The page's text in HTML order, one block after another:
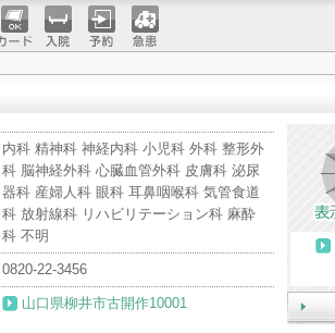
レジ
トカ
入院 予約 急患
内科 精神科 神経内科 小児科 外科 整形外
科 脳神経外科 心臓血管外科 皮膚科 泌尿
器科 産婦人科 眼科 耳鼻咽喉科 気管食道
科 放射線科 リハビリテーション科 麻酔
科 不明
0820-22-3456
山口県柳井市古開作10001